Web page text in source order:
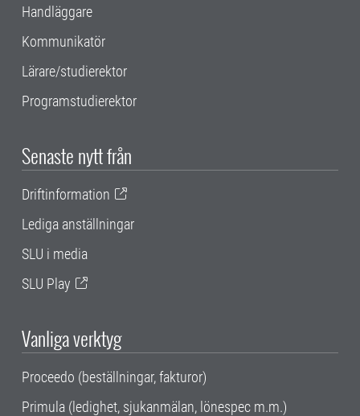
Handläggare
Kommunikatör
Lärare/studierektor
Programstudierektor
Senaste nytt från
Driftinformation
Lediga anställningar
SLU i media
SLU Play
Vanliga verktyg
Proceedo (beställningar, fakturor)
Primula (ledighet, sjukanmälan, lönespec m.m.)